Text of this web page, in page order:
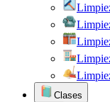
Clases